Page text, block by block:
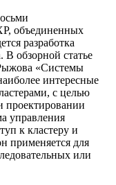
объединенных
разработка
В обзорной статье
«Системы
интересные
с целью
проектировании
управления
к кластеру и
применяется для
или